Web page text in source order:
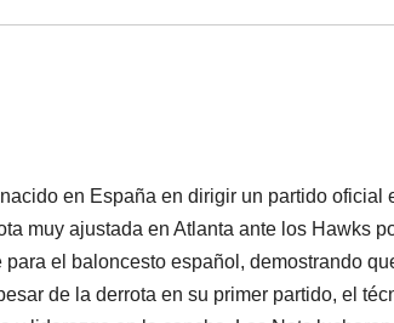
en España en dirigir un partido oficial
muy ajustada en Atlanta ante los Hawks
el baloncesto español, demostrando
de la derrota en su primer partido, el